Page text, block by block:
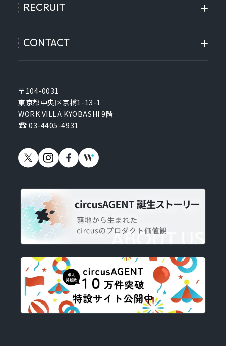
〒104-0031
東京都中央区京橋1-13-1
WORK VILLA KYOBASHI 9階
03-4405-4931
RECRUIT
CONTACT